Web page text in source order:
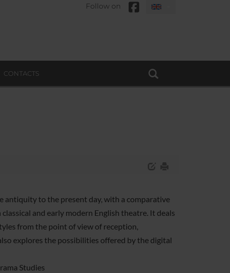
Follow on
CONTACTS
antiquity to the present day, with a comparative
and early modern English theatre. It deals
from the point of view of reception,
explores the possibilities offered by the digital
Studies